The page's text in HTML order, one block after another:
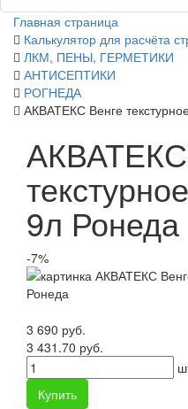
Главная страница
Калькулятор для расчёта
ЛКМ, ПЕНЫ, ГЕРМЕТИКИ
АНТИСЕПТИКИ
РОГНЕДА
АКВАТЕКС Венге
АКВАТЕКС
9л Ронеда
-7%
3 690 руб.
3 431.70 руб.
Купить